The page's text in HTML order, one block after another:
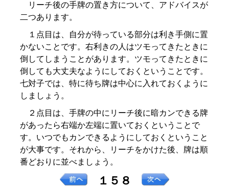
リーチ後の手牌の置き方について、アドバイスが
二つあります。
１点目は、自分が待っている部分は利き手側に置
かないことです。右利きの人はツモってきたときに
倒してしまうことがあります。ツモってきたときに
倒しても大丈夫なようにしておくということです。
七対子では、特に待ち牌は中心に入れておくように
しましょう。
２点目は、手牌の中にリーチ後に暗カンできる牌
があったら右端か左端に置いておくということで
す。いつでもカンできるようにしておくということ
が大事です。それから、リーチをかけた後、牌は順
番どおりに並べましょう。
１５８